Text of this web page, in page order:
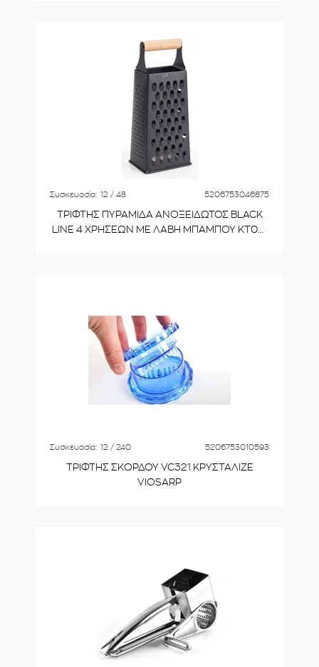
Συσκευασία: 12 / 48 5206753046875
ΤΡΙΦΤΗΣ ΠΥΡΑΜΙΔΑ ΑΝΟΞΕΙΔΩΤΟΣ BLACK
LINE 4 ΧΡΗΣΕΩΝ ΜΕ ΛΑΒΗ ΜΠΑΜΠΟΥ KT08-
Συσκευασία: 12 / 240 5206753010593
ΤΡΙΦΤΗΣ ΣΚΟΡΔΟΥ VC321 ΚΡΥΣΤΑΛΙΖΕ
VIOSARP